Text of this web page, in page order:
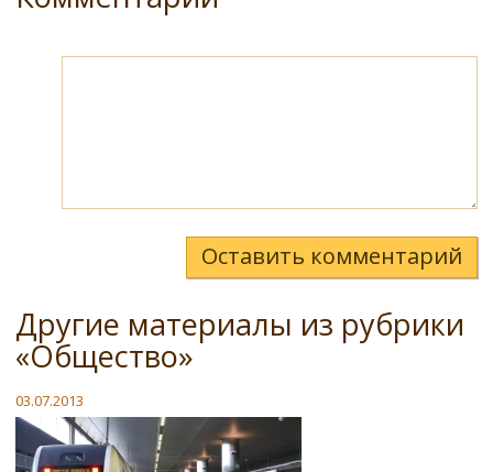
Оставить комментарий
Другие материалы из рубрики
«Общество»
03.07.2013